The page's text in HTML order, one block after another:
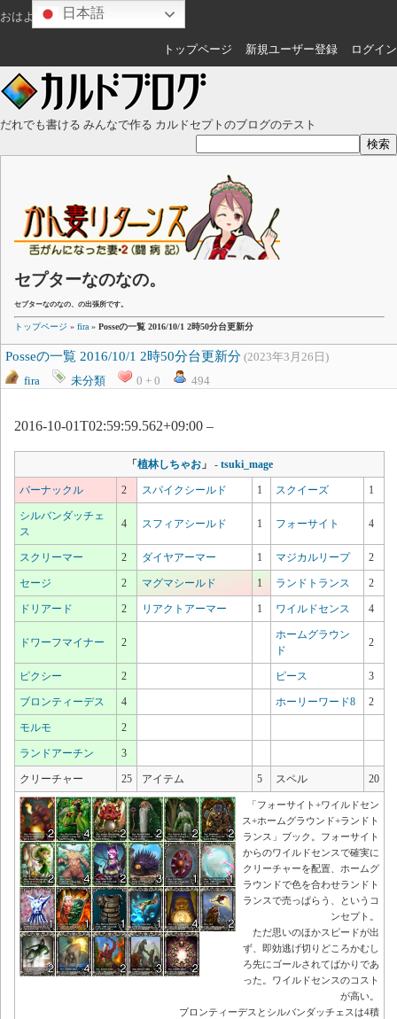
おはようございます さん
トップページ 新規ユーザー登録 ログイン
だれでも書ける みんなで作る カルドセプトのブログのテスト
セプターなのなの。
セプターなのなの、の出張所です。
トップページ » fira » Posseの一覧 2016/10/1 2時50分台更新分
Posseの一覧 2016/10/1 2時50分台更新分 (2023年3月26日)
fira
未分類 0 + 0 494
2016-10-01T02:59:59.562+09:00 –
「植林しちゃお」 - tsuki_mage
バーナックル 2 スパイクシールド 1 スクイーズ 1
シルバンダッチェ
ス
4 スフィアシールド 1 フォーサイト 4
スクリーマー 2 ダイヤアーマー 1 マジカルリープ 2
セージ 2 マグマシールド 1 ランドトランス 2
ドリアード 2 リアクトアーマー 1 ワイルドセンス 4
ドワーフマイナー 2
ホームグラウン
ド
2
ピクシー 2 ピース 3
ブロンティーデス 4 ホーリーワード8 2
モルモ 2
ランドアーチン 3
クリーチャー 25 アイテム 5 スペル 20
「フォーサイト+ワイルドセン
ス+ホームグラウンド+ランドト
ランス」ブック。フォーサイト
からのワイルドセンスで確実に
クリーチャーを配置、ホームグ
ラウンドで色を合わせランドト
ランスで売っぱらう、というコ
ンセプト。
ただ思いのほかスピードが出
ず、即効逃げ切りどころかむし
ろ先にゴールされてばかりであ
った。ワイルドセンスのコスト
が高い。
ブロンティーデスとシルバンダッチェスは4積
日本語